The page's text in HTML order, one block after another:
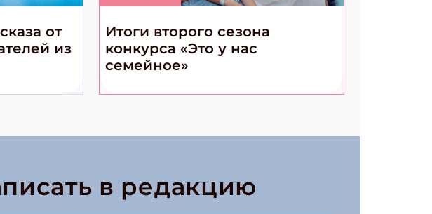
от
из
Итоги второго сезона
конкурса «Это у нас
семейное»
в редакцию